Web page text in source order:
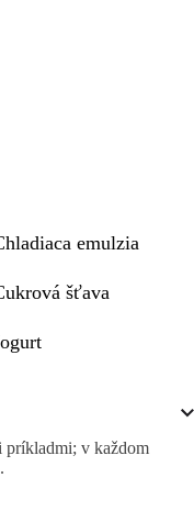
emulzia
šťava
príkladmi; v každom